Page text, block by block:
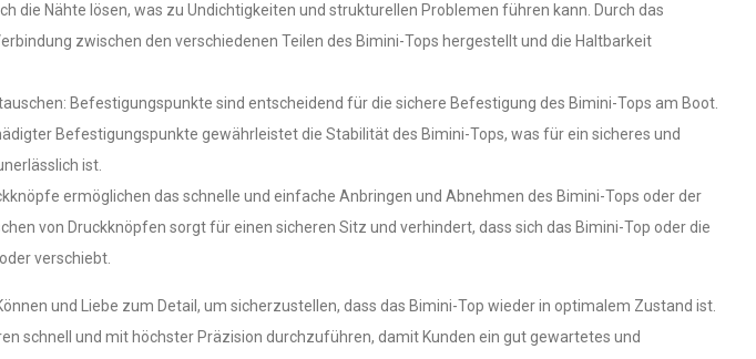
die Nähte lösen, was zu Undichtigkeiten und strukturellen Problemen führen kann. Durch das
zwischen den verschiedenen Teilen des Bimini-Tops hergestellt und die Haltbarkeit
Befestigungspunkte sind entscheidend für die sichere Befestigung des Bimini-Tops am Boot.
Befestigungspunkte gewährleistet die Stabilität des Bimini-Tops, was für ein sicheres und
ist.
ermöglichen das schnelle und einfache Anbringen und Abnehmen des Bimini-Tops oder der
von Druckknöpfen sorgt für einen sicheren Sitz und verhindert, dass sich das Bimini-Top oder die
verschiebt.
und Liebe zum Detail, um sicherzustellen, dass das Bimini-Top wieder in optimalem Zustand ist.
schnell und mit höchster Präzision durchzuführen, damit Kunden ein gut gewartetes und